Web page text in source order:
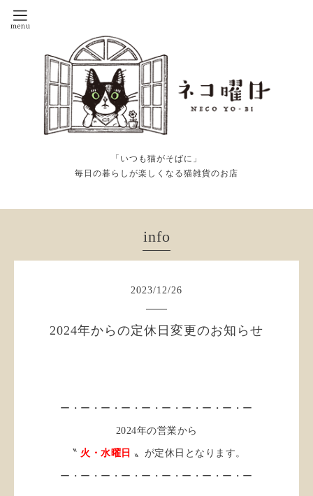
「いつも猫がそばに」
毎日の暮らしが楽しくなる猫雑貨のお店
info
2023/12/26
2024年からの定休日変更のお知らせ
ー・ー・ー・ー・ー・ー・ー・ー・ー・ー
2024年の営業から
〝 火・水曜日 〟が定休日となります。
ー・ー・ー・ー・ー・ー・ー・ー・ー・ー